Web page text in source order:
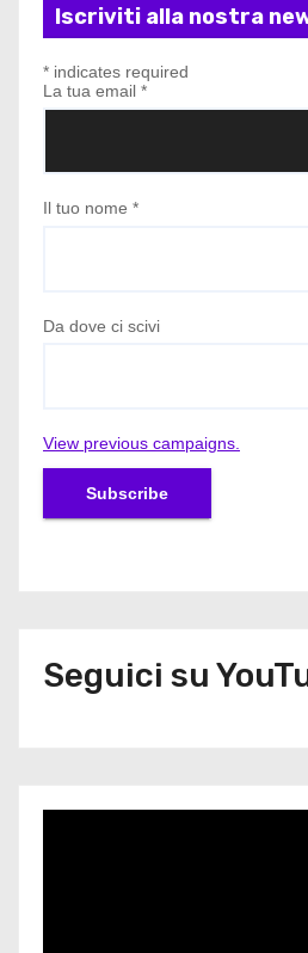
Iscriviti alla nostra
* indicates required
La tua email *
Il tuo nome *
Da dove ci scivi
View previous campaigns.
Seguici su